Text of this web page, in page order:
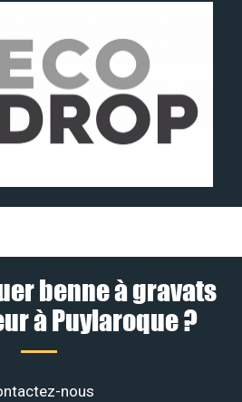
benne à gravats
à Puylaroque ?
nous